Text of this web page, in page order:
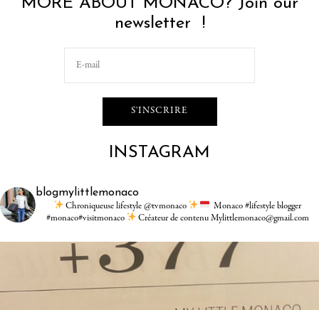
newsletter !
INSTAGRAM
blogmylittlemonaco
Chroniqueuse lifestyle @tvmonaco
Monaco #lifestyle blogger
#monaco#visitmonaco
Créateur de contenu Mylittlemonaco@gmail.com